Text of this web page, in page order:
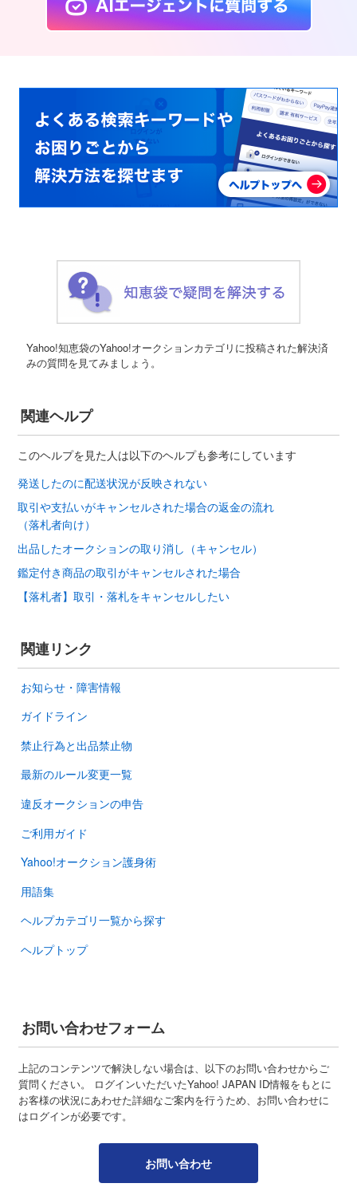
Yahoo!知恵袋のYahoo!オークションカテゴリに投稿された解決済
みの質問を見てみましょう。
関連ヘルプ
このヘルプを見た人は以下のヘルプも参考にしています
発送したのに配送状況が反映されない
取引や支払いがキャンセルされた場合の返金の流れ
（落札者向け）
出品したオークションの取り消し（キャンセル）
鑑定付き商品の取引がキャンセルされた場合
【落札者】取引・落札をキャンセルしたい
関連リンク
お知らせ・障害情報
ガイドライン
禁止行為と出品禁止物
最新のルール変更一覧
違反オークションの申告
ご利用ガイド
Yahoo!オークション護身術
用語集
ヘルプカテゴリ一覧から探す
ヘルプトップ
お問い合わせフォーム
上記のコンテンツで解決しない場合は、以下のお問い合わせからご
質問ください。 ログインいただいたYahoo! JAPAN ID情報をもとに
お客様の状況にあわせた詳細なご案内を行うため、お問い合わせに
はログインが必要です。
お問い合わせ